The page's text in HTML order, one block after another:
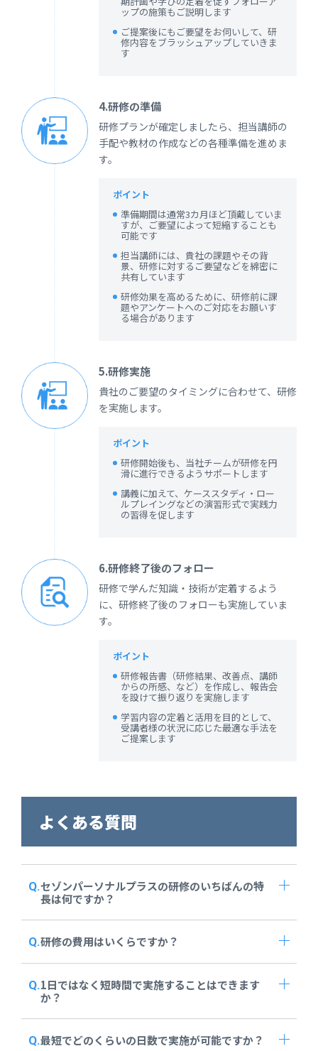
ップの施策もご説明します
ご提案後にもご要望をお伺いして、研
修内容をブラッシュアップしていきま
す
4.研修の準備
研修プランが確定しましたら、担当講師の
手配や教材の作成などの各種準備を進めま
す。
ポイント
準備期間は通常3カ月ほど頂戴していま
すが、ご要望によって短縮することも
可能です
担当講師には、貴社の課題やその背
景、研修に対するご要望などを綿密に
共有しています
研修効果を高めるために、研修前に課
題やアンケートへのご対応をお願いす
る場合があります
5.研修実施
貴社のご要望のタイミングに合わせて、研修
を実施します。
ポイント
研修開始後も、当社チームが研修を円
滑に進行できるようサポートします
講義に加えて、ケーススタディ・ロー
ルプレイングなどの演習形式で実践力
の習得を促します
6.研修終了後のフォロー
研修で学んだ知識・技術が定着するよう
に、研修終了後のフォローも実施していま
す。
ポイント
研修報告書（研修結果、改善点、講師
からの所感、など）を作成し、報告会
を設けて振り返りを実施します
学習内容の定着と活用を目的として、
受講者様の状況に応じた最適な手法を
ご提案します
よくある質問
セゾンパーソナルプラスの研修のいちばんの特
長は何ですか？
研修の費用はいくらですか？
1日ではなく短時間で実施することはできます
か？
最短でどのくらいの日数で実施が可能ですか？